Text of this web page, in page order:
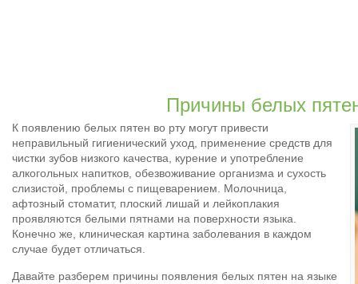
Причины белых
К появлению белых пятен во рту могут привести
неправильный гигиенический уход, применение средств для
чистки зубов низкого качества, курение и употребление
алкогольных напитков, обезвоживание организма и сухость
слизистой, проблемы с пищеварением. Молочница,
афтозный стоматит, плоский лишай и лейкоплакия
проявляются белыми пятнами на поверхности языка.
Конечно же, клиническая картина заболевания в каждом
случае будет отличаться.
Давайте разберем причины появления белых пятен на языке